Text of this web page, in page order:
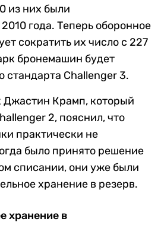
из них были
года. Теперь оборонное
сократить их число с 227
бронемашин будет
стандарта Challenger 3.
Джастин Крамп, который
2, пояснил, что
практически не
было принято решение
списании, они уже были
хранение в резерв.
хранение в